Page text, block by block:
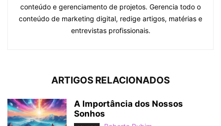
conteúdo e gerenciamento de projetos. Gerencia todo o
conteúdo de marketing digital, redige artigos, matérias e
entrevistas profissionais.
ARTIGOS RELACIONADOS
A Importância dos Nossos
Sonhos